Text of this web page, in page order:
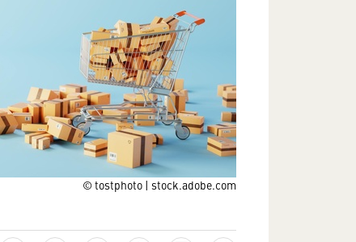
© tostphoto | stock.adobe.com